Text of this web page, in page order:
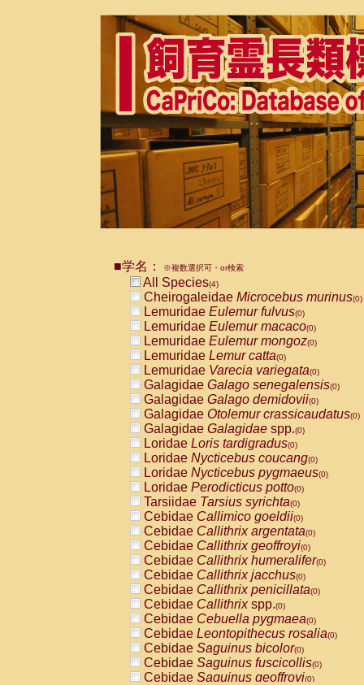
■学名： ※複数選択可・or検索
All Species(4)
Cheirogaleidae Microcebus murinus(0)
Lemuridae Eulemur fulvus(0)
Lemuridae Eulemur macaco(0)
Lemuridae Eulemur mongoz(0)
Lemuridae Lemur catta(0)
Lemuridae Varecia variegata(0)
Galagidae Galago senegalensis(0)
Galagidae Galago demidovii(0)
Galagidae Otolemur crassicaudatus(0)
Galagidae Galagidae spp.(0)
Loridae Loris tardigradus(0)
Loridae Nycticebus coucang(0)
Loridae Nycticebus pygmaeus(0)
Loridae Perodicticus potto(0)
Tarsiidae Tarsius syrichta(0)
Cebidae Callimico goeldii(0)
Cebidae Callithrix argentata(0)
Cebidae Callithrix geoffroyi(0)
Cebidae Callithrix humeralifer(0)
Cebidae Callithrix jacchus(0)
Cebidae Callithrix penicillata(0)
Cebidae Callithrixspp.(0)
Cebidae Cebuella pygmaea(0)
Cebidae Leontopithecus rosalia(0)
Cebidae Saguinus bicolor(0)
Cebidae Saguinus fuscicollis(0)
Cebidae Saguinus geoffroyi(0)